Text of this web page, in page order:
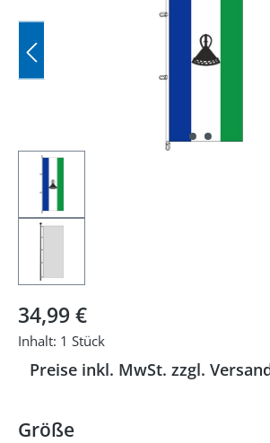
Regulärer Preis:
34,99 €
Inhalt: 1 Stück
Preise inkl. MwSt. zzgl.
Größeauswählen